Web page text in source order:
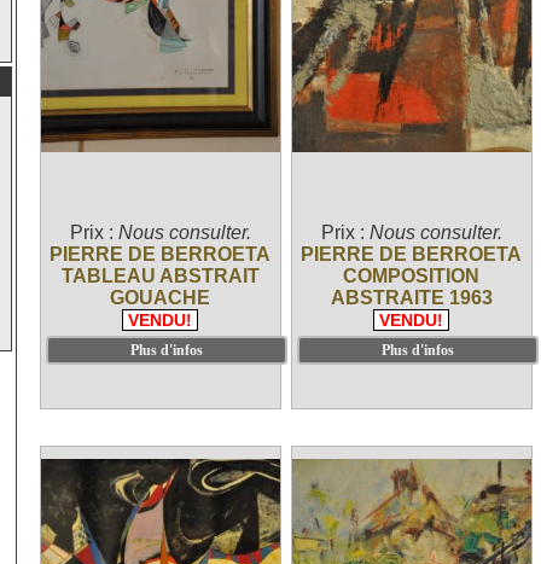
Prix : Nous consulter.
PIERRE DE BERROETA
TABLEAU ABSTRAIT
GOUACHE
VENDU!
Prix : Nous consulter.
PIERRE DE BERROETA
COMPOSITION
ABSTRAITE 1963
VENDU!